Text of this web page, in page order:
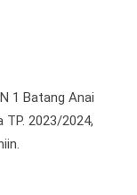
1 Batang Anai
TP. 2023/2024,